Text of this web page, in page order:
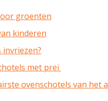
groenten
kinderen
invriezen?
met prei
ovenschotels van het